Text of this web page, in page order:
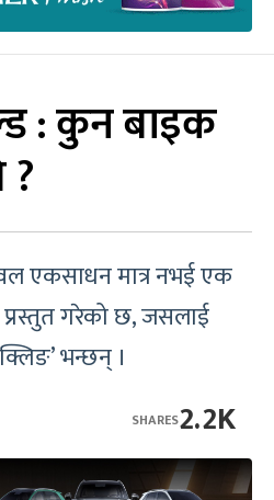
: कुन बाइक
एकसाधन मात्र नभई एक
गरेको छ, जसलाई
भन्छन् ।
2.2K
SHARES